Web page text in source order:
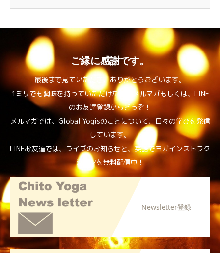
ご縁に感謝です。
最後まで見ていただき、ありがとうございます。
1ミリでも興味を持っていただけたら、メルマガもしくは、LINE
のお友達登録からどうぞ！
メルマガでは、Global Yogisのことについて、日々の学びを発信
しています。
LINEお友達では、ライブのお知らせと、英語でヨガインストラク
ションを無料配信中！
Newsletter登録